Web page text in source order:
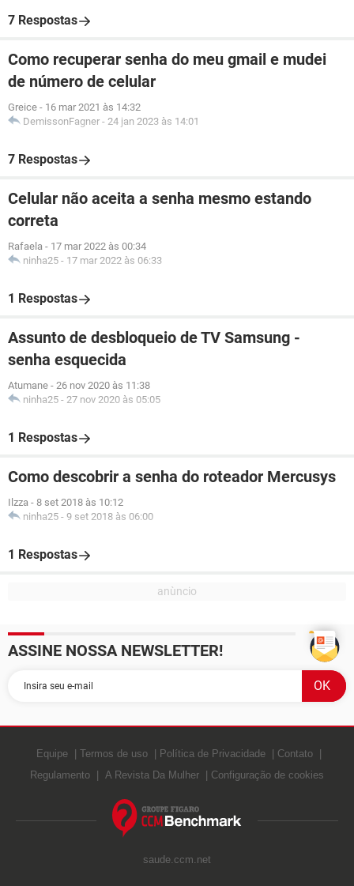
7 Respostas
Como recuperar senha do meu gmail e mudei
de número de celular
Greice - 16 mar 2021 às 14:32
DemissonFagner - 24 jan 2023 às 14:01
7 Respostas
Celular não aceita a senha mesmo estando
correta
Rafaela - 17 mar 2022 às 00:34
ninha25 - 17 mar 2022 às 06:33
1 Respostas
Assunto de desbloqueio de TV Samsung -
senha esquecida
Atumane - 26 nov 2020 às 11:38
ninha25 - 27 nov 2020 às 05:05
1 Respostas
Como descobrir a senha do roteador Mercusys
Ilzza - 8 set 2018 às 10:12
ninha25 - 9 set 2018 às 06:00
1 Respostas
ASSINE NOSSA NEWSLETTER!
Equipe Termos de uso Política de Privacidade
Contato
Regulamento
A Revista Da Mulher Configuração de cookies
saude.ccm.net